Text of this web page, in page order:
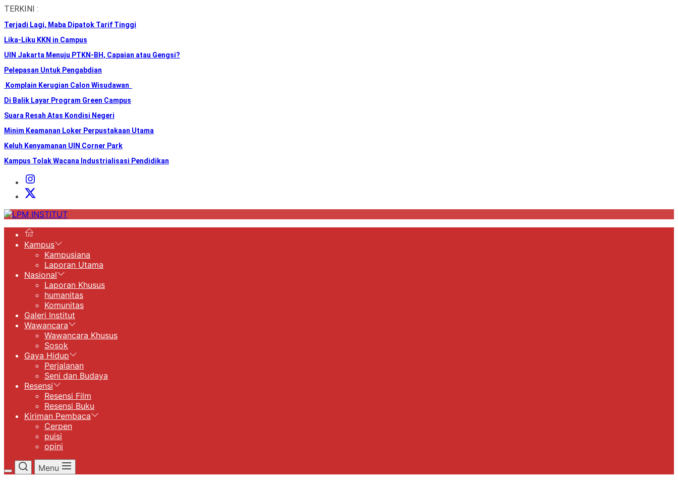
Skip
the
content
TERKINI :
Terjadi Lagi, Maba Dipatok Tarif Tinggi
Lika-Liku KKN in Campus
UIN Jakarta Menuju PTKN-BH, Capaian atau Gengsi?
Pelepasan Untuk Pengabdian
Komplain Kerugian Calon Wisudawan
Di Balik Layar Program Green Campus
Suara Resah Atas Kondisi Negeri
Minim Keamanan Loker Perpustakaan Utama
Keluh Kenyamanan UIN Corner Park
Kampus Tolak Wacana Industrialisasi Pendidikan
Instagram
Institut
X
LPM
Kampus
Kampusiana
Laporan Utama
Nasional
Laporan Khusus
humanitas
Komunitas
Galeri Institut
Wawancara
Wawancara Khusus
Sosok
Gaya Hidup
Perjalanan
Seni dan Budaya
Resensi
Resensi Film
Resensi Buku
Kiriman Pembaca
Cerpen
puisi
opini
Menu